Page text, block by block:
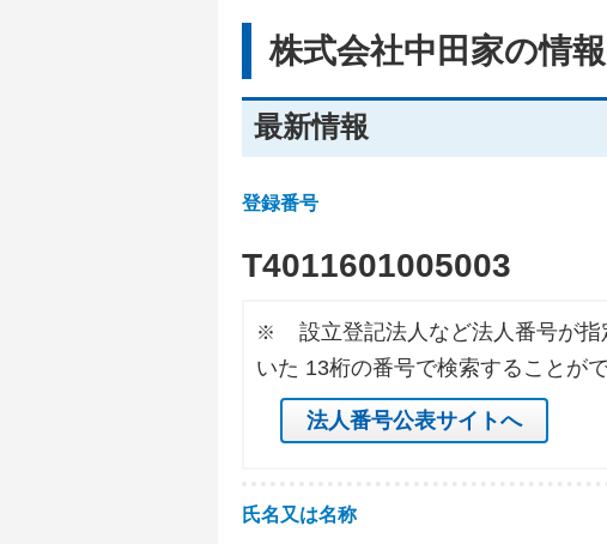
株式会社中田家の情報
最新情報
登録番号
T4011601005003
※
設立登記法人など法人番号が
いた 13桁の番号で検索することがで
法人番号公表サイトへ
氏名又は名称